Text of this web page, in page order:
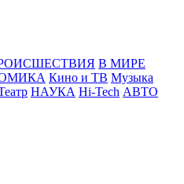
В МИРЕ
Кино и ТВ Музыка
НАУКА Hi-Tech АВТО